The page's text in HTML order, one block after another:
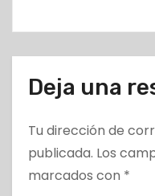
Deja una
Tu dirección de
publicada. Los
marcados con *